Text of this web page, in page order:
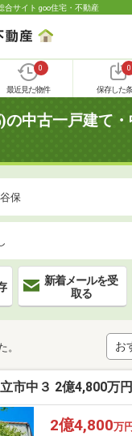
合サイト goo住宅・不動産
0
最近見た物件
0
保存した
の中古一戸建て
保
新着メールを受
取る
。
市中３ 2億4,800万
2億4,800万円